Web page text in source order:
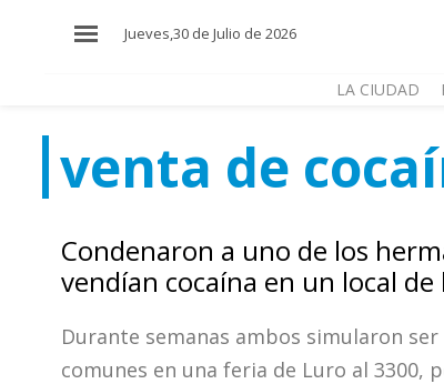
Jueves,30 de Julio de 2026
LA CIUDAD
Mundo
venta de
Condenaron a uno de los
vendían cocaína en un local de
Durante semanas ambos simularon
comunes en una feria de Luro al 3300,